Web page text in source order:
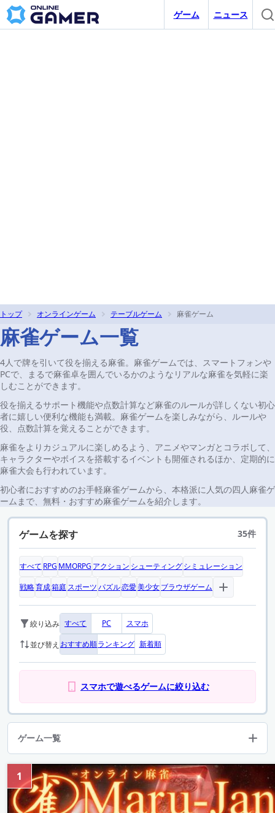
ゲーム ニュース
トップ オンラインゲーム テーブルゲーム 麻雀ゲーム
麻雀ゲーム一覧
4人で牌を引いて役を揃える麻雀。麻雀ゲームでは、スマートフォンや
PCで、まるで麻雀卓を囲んでいるかのようなリアルな麻雀を気軽に楽
しむことができます。
役を揃えるサポート機能や点数計算など麻雀のルールが詳しくない初心
者に嬉しい便利な機能も満載。麻雀ゲームを楽しみながら、ルールや
役、点数計算を覚えることができます。
麻雀をよりカジュアルに楽しめるよう、アニメやマンガとコラボして、
キャラクターやボイスを搭載するイベントも開催されるほか、定期的に
麻雀大会も行われています。
初心者におすすめのお手軽麻雀ゲームから、本格派に人気の四人麻雀ゲ
ームまで、無料・おすすめ麻雀ゲームを紹介します。
ゲームを探す 35件
すべて RPG MMORPG アクション シューティングシミュレーション
戦略育成箱庭 スポーツパズル恋愛美少女ブラウザゲーム
絞り込み すべて PC スマホ
並び替え おすすめ順ランキング 新着順
スマホで遊べるゲームに絞り込む
ゲーム一覧
1